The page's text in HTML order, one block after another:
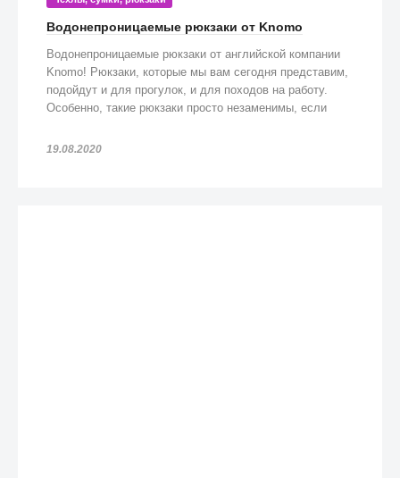
Водонепроницаемые рюкзаки от Knomo
Водонепроницаемые рюкзаки от английской компании
Knomo! Рюкзаки, которые мы вам сегодня представим,
подойдут и для прогулок, и для походов на работу.
Особенно, такие рюкзаки просто незаменимы, если
19.08.2020